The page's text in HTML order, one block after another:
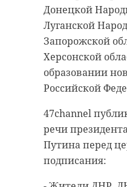
Донецкой
Луганской
Запорожской
Херсонской
образовании
Российской
47channel
речи
Путина перед
подписания:
животного они
своем
30 сентября.
Как объяснили
зоопарка,
играть с
Именно поэтому
можно
разных форм и
Ленинградский
делился
В конце
прозвучал гимн
Федерации.
Также своими
обращения
Путина и самого
поделилась
Telegram она
день -
начало новой